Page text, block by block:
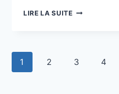
LIRE LA SUITE« LES
AU
Navigation
1 2 3 4